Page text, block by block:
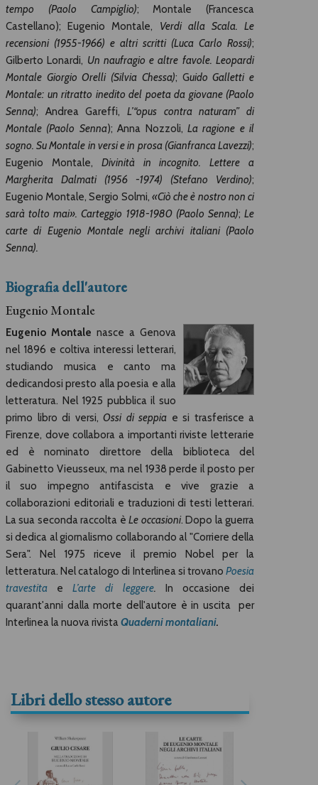
tempo (Paolo Campiglio); Montale (Francesca
Castellano); Eugenio Montale, Verdi alla Scala. Le
recensioni (1955-1966) e altri scritti (Luca Carlo Rossi);
Gilberto Lonardi, Un naufragio e altre favole. Leopardi
Montale Giorgio Orelli (Silvia Chessa); Guido Galletti e
Montale: un ritratto inedito del poeta da giovane (Paolo
Senna); Andrea Gareffi, L’“opus contra naturam” di
Montale (Paolo Senna); Anna Nozzoli, La ragione e il
sogno. Su Montale in versi e in prosa (Gianfranca Lavezzi);
Eugenio Montale, Divinità in incognito. Lettere a
Margherita Dalmati (1956 -1974) (Stefano Verdino);
Eugenio Montale, Sergio Solmi, «Ciò che è nostro non ci
sarà tolto mai». Carteggio 1918-1980 (Paolo Senna);Le
carte di Eugenio Montale negli archivi italiani (Paolo
Senna).
Biografia dell'autore
Eugenio Montale
Eugenio Montale nasce a Genova
nel 1896 e coltiva interessi letterari,
studiando musica e canto ma
dedicandosi presto alla poesia e alla
letteratura. Nel 1925 pubblica il suo
primo libro di versi, Ossi di seppia e si trasferisce a
Firenze, dove collabora a importanti riviste letterarie
ed è nominato direttore della biblioteca del
Gabinetto Vieusseux, ma nel 1938 perde il posto per
il suo impegno antifascista e vive grazie a
collaborazioni editoriali e traduzioni di testi letterari.
La sua seconda raccolta èLe occasioni. Dopo la guerra
si dedica al giornalismo collaborando al "Corriere della
Sera". Nel 1975 riceve il premio Nobel per la
letteratura. Nel catalogo di Interlinea si trovano Poesia
travestita eL’arte di leggere. In occasione dei
quarant'anni dalla morte dell'autore è in uscita per
Interlinea la nuova rivistaQuaderni montaliani.
Libri dello stesso autore